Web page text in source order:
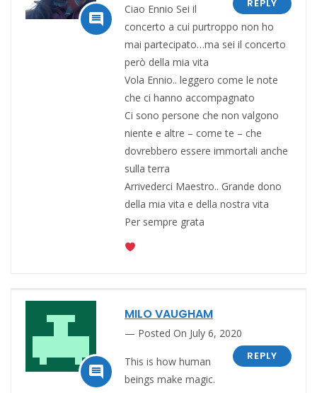

REPLY
Ciao Ennio Sei il
concerto a cui purtroppo non ho
mai partecipato…ma sei il concerto
però della mia vita
Vola Ennio.. leggero come le note
che ci hanno accompagnato
Ci sono persone che non valgono
niente e altre – come te – che
dovrebbero essere immortali anche
sulla terra
Arrivederci Maestro.. Grande dono
della mia vita e della nostra vita
Per sempre grata

MILO VAUGHAM
Posted On July 6, 2020
REPLY
This is how human
beings make magic.